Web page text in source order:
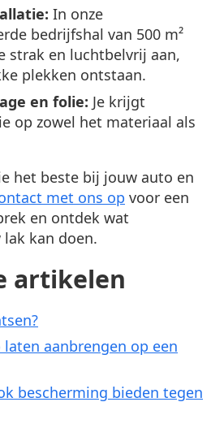
In onze
bedrijfshal van 500 m²
strak en luchtbelvrij aan,
plekken ontstaan.
en folie: Je krijgt
op zowel het materiaal als
het beste bij jouw auto en
met ons op voor een
en ontdek wat
kan doen.
artikelen
aanbrengen op een
bescherming bieden tegen